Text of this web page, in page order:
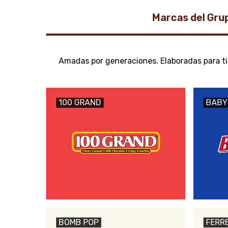
Marcas del
Amadas por generaciones. Elaboradas para
100 GRAND
BOMB POP